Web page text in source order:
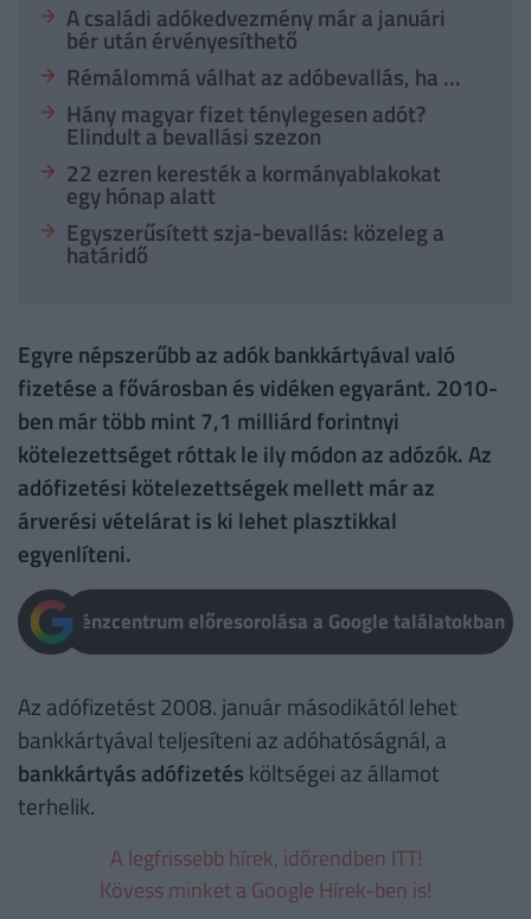
A családi adókedvezmény már a januári
bér után érvényesíthető
Rémálommá válhat az adóbevallás, ha ...
Hány magyar fizet ténylegesen adót?
Elindult a bevallási szezon
22 ezren keresték a kormányablakokat
egy hónap alatt
Egyszerűsített szja-bevallás: közeleg a
határidő
Egyre népszerűbb az adók bankkártyával való
fizetése a fővárosban és vidéken egyaránt. 2010-
ben már több mint 7,1 milliárd forintnyi
kötelezettséget róttak le ily módon az adózók. Az
adófizetési kötelezettségek mellett már az
árverési vételárat is ki lehet plasztikkal
egyenlíteni.
Pénzcentrum előresorolása a Google találatokban
Az adófizetést 2008. január másodikától lehet
bankkártyával teljesíteni az adóhatóságnál, a
bankkártyás adófizetés költségei az államot
terhelik.
A legfrissebb hírek, időrendben ITT!
Kövess minket a Google Hírek-ben is!